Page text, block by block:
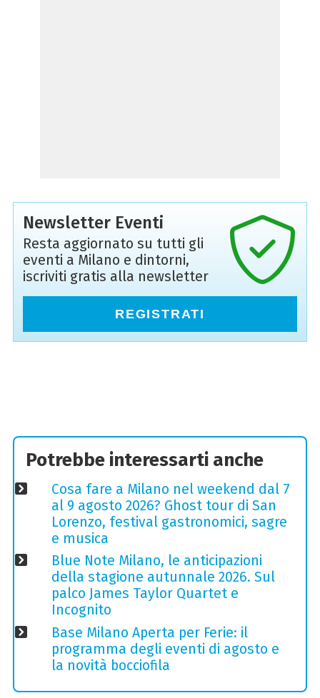
Newsletter Eventi
Resta aggiornato su tutti gli
eventi a Milano e dintorni,
iscriviti gratis alla newsletter
REGISTRATI
Potrebbe interessarti anche
Cosa fare a Milano nel weekend dal 7
al 9 agosto 2026? Ghost tour di San
Lorenzo, festival gastronomici, sagre
e musica
Blue Note Milano, le anticipazioni
della stagione autunnale 2026. Sul
palco James Taylor Quartet e
Incognito
Base Milano Aperta per Ferie: il
programma degli eventi di agosto e
la novità bocciofila